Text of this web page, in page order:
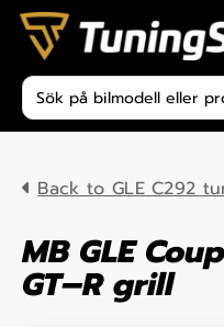
Skip to content
Produktsökning
Back to GLE C292
MB GLE
GT–R grill